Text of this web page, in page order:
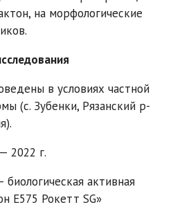
на морфологические
в условиях частной
(с. Зубенки, Рязанский р-
2022 г.
активная
Е575 Рокетт SG»